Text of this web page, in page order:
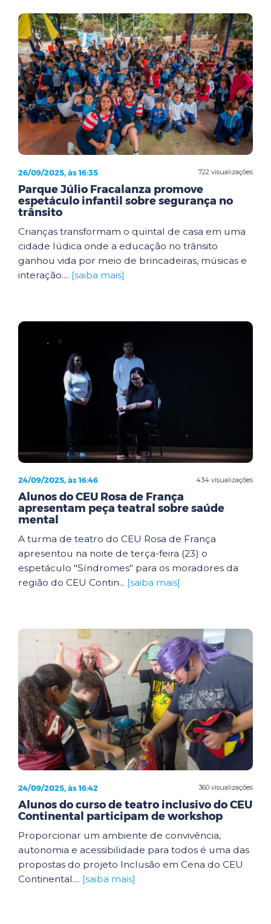
722 visualizações
26/09/2025, às 16:35
Parque Júlio Fracalanza promove
espetáculo infantil sobre segurança no
trânsito
Crianças transformam o quintal de casa em uma
cidade lúdica onde a educação no trânsito
ganhou vida por meio de brincadeiras, músicas e
interação.... [saiba mais]
434 visualizações
24/09/2025, às 16:46
Alunos do CEU Rosa de França
apresentam peça teatral sobre saúde
mental
A turma de teatro do CEU Rosa de França
apresentou na noite de terça-feira (23) o
espetáculo "Síndromes" para os moradores da
região do CEU Contin... [saiba mais]
360 visualizações
24/09/2025, às 16:42
Alunos do curso de teatro inclusivo do CEU
Continental participam de workshop
Proporcionar um ambiente de convivência,
autonomia e acessibilidade para todos é uma das
propostas do projeto Inclusão em Cena do CEU
Continental.... [saiba mais]